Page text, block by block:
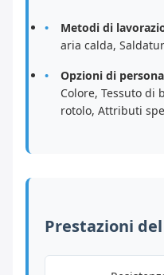
Metodi di
aria calda,
Opzioni di
Colore, Tessuto di
rotolo, Attributi
Prestazioni